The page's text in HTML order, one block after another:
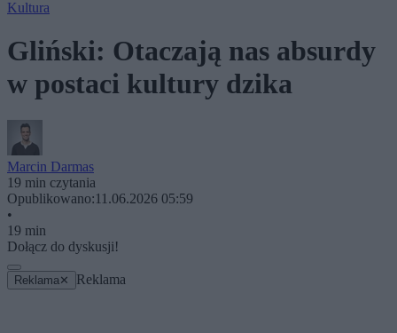
Kultura
Gliński: Otaczają nas absurdy
w postaci kultury dzika
Marcin Darmas
19 min czytania
Opublikowano:11.06.2026 05:59
•
19 min
Dołącz do dyskusji!
Reklama ✕ Reklama